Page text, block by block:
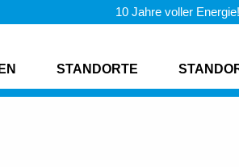
10 Jahre voller Energie!
STANDORTE